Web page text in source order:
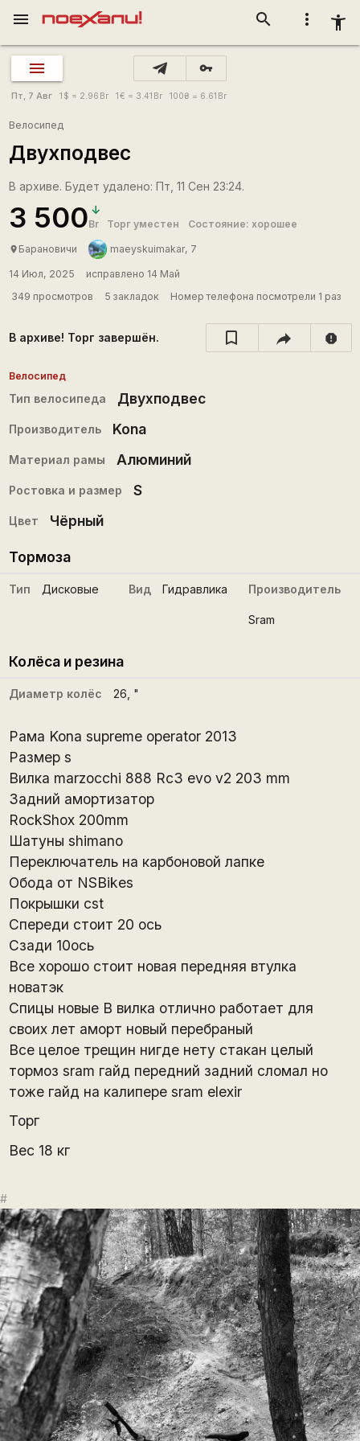
more_vert accessibility_new
search
menu
vpn_key
Пт, 7 Авг 1 $ = 2.96 Br 1€ = 3.41 Br 100₴ = 6.61 Br
Велосипед
Двухподвес
В архиве. Будет удалено: Пт, 11 Сен 23:24.
3 500Br Торг уместен Состояние: хорошее
place Барановичи maeyskuimakar, 7
14 Июл, 2025
исправлено 14 Май
349 просмотров
5 закладок Номер телефона посмотрели 1 раз
В архиве! Торг завершён. report
Велосипед
Тип велосипеда Двухподвес
Производитель Kona
Материал рамы Алюминий
Ростовка и размер S
Цвет Чёрный
Тормоза
Тип Дисковые Вид Гидравлика Производитель
Sram
Колёса и резина
Диаметр колёс 26 , "
Рама Kona supreme operator 2013
Размер s
Вилка marzocchi 888 Rc3 evo v2 203 mm
Задний амортизатор
RockShox 200mm
Шатуны shimano
Переключатель на карбоновой лапке
Обода от NSBikes
Покрышки cst
Спереди стоит 20 ось
Сзади 10ось
Все хорошо стоит новая передняя втулка
новатэк
Спицы новые В вилка отлично работает для
своих лет аморт новый перебраный
Все целое трещин нигде нету стакан целый
тормоз sram гайд передний задний сломал но
тоже гайд на калипере sram elexir
Торг
Вес 18 кг
#